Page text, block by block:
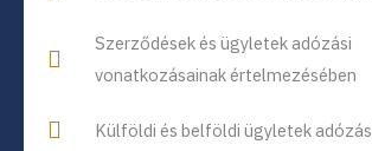
Szerződések és ügyletek adózási
vonatkozásainak értelmezésében
Külföldi és belföldi ügyletek